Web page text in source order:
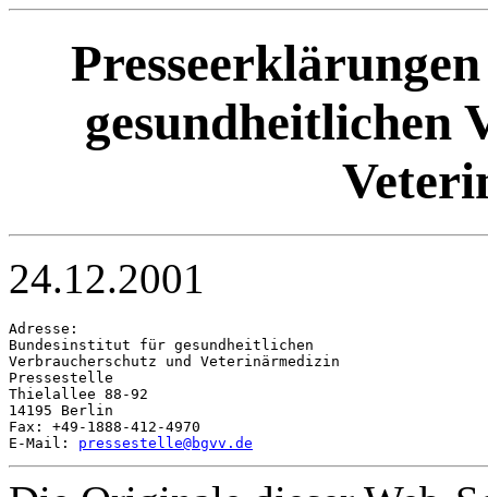
gesundheitlichen
24.12.2001
Adresse:
Bundesinstitut für gesundheitlichen
Verbraucherschutz und Veterinärmedizin
Pressestelle
Thielallee 88-92
14195 Berlin
Fax: +49-1888-412-4970
E-Mail: pressestelle@bgvv.de